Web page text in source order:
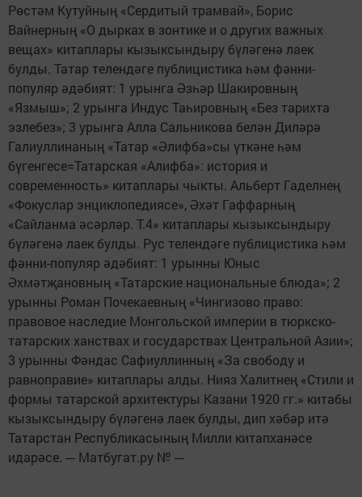
Рөстәм Кутуйның «Сердитый трамвай», Борис
Вайнерның «О дырках в зонтике и о других важных
вещах» китаплары кызыксындыру бүләгенә лаек
булды. Татар телендәге публицистика һәм фәнни-
популяр әдәбият: 1 урынга Әзһәр Шакировның
«Язмыш»; 2 урынга Индус Таһировның «Без тарихта
эзлебез»; 3 урынга Алла Сальникова белән Диләрә
Галиуллинаның «Татар «Әлифба»сы үткәне һәм
бүгенгесе=Татарская «Алифба»: история и
современность» китаплары чыкты. Альберт Гаделнең
«Фокуслар энциклопедиясе», Әхәт Гаффарның
«Сайланма әсәрләр. Т.4» китаплары кызыксындыру
бүләгенә лаек булды. Рус телендәге публицистика һәм
фәнни-популяр әдәбият: 1 урынны Юныс
Әхмәтҗановның «Татарские национальные блюда»; 2
урынны Роман Почекаевның «Чингизово право:
правовое наследие Монгольской империи в тюркско-
татарских ханствах и государствах Центральной Азии»;
3 урынны Фәндас Сафиуллинның «За свободу и
равноправие» китаплары алды. Нияз Халитнең «Стили и
формы татарской архитектуры Казани 1920 гг.» китабы
кызыксындыру бүләгенә лаек булды, дип хәбәр итә
Татарстан Республикасының Милли китапханәсе
идарәсе. --- Матбугат.ру № ---